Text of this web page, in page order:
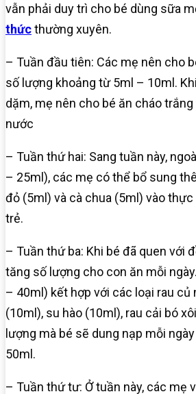
vẫn phải duy trì cho bé dùng sữa
thứcthường xuyên.
– Tuần đầu tiên: Các mẹ nên cho
số lượng khoảng từ 5ml – 10ml.
dặm, mẹ nên cho bé ăn cháo
nước
– Tuần thứ hai: Sang tuần này,
– 25ml), các mẹ có thể bổ sung
đỏ (5ml) và cà chua (5ml) vào
trẻ.
– Tuần thứ ba: Khi bé đã quen với
tăng số lượng cho con ăn mỗi
– 40ml) kết hợp với các loại rau củ
(10ml), su hào (10ml), rau cải bó
lượng mà bé sẽ dung nạp mỗi
50ml.
– Tuần thứ tư: Ở tuần này, các mẹ